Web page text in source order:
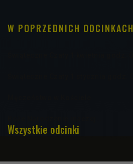
W POPRZEDNICH ODCINKACH
Wszystkie odcinki